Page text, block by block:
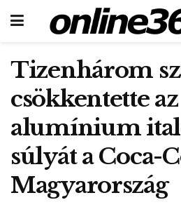
Tizenhárom
csökkentette az
alumínium
súlyát a Coca-
Magyarország